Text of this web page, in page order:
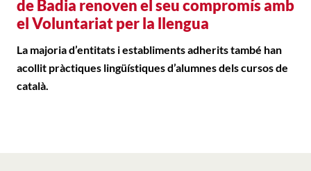
de Badia renoven el seu compromís amb
el Voluntariat per la llengua
La majoria d’entitats i establiments adherits també han
acollit pràctiques lingüístiques d’alumnes dels cursos de
català.